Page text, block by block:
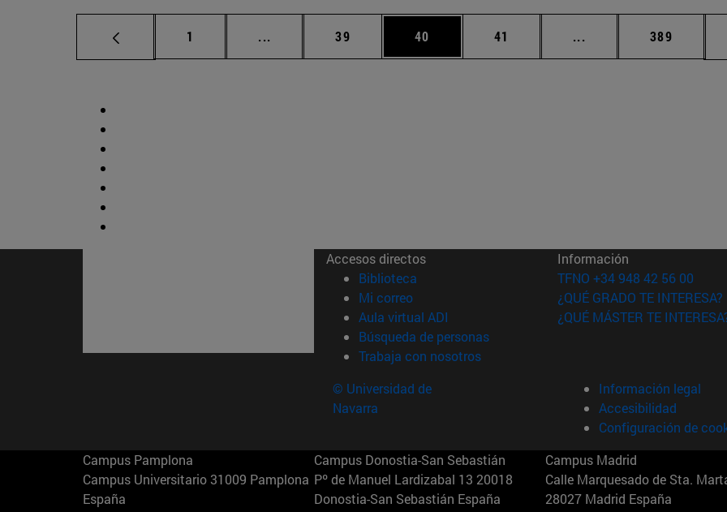
Página
1 ... Páginas intermedias Use TAB para desplazarse.
Página
39 Página
40 Página
41 ... Páginas intermedias
Página
389
Accesos directos
Biblioteca (abre en nueva ventana)
Mi correo(abre en nueva ventana)
Aula virtual ADI (abre en nueva ventana)
Búsqueda de personas(abre en nueva ventana)
Trabaja con nosotros(abre en nueva ventana)
Información
TFNO +34 948 42 56 00
¿QUÉ GRADO TE INTERESA?
¿QUÉ MÁSTER TE
© Universidad de
Navarra
Información legal
Accesibilidad
Configuración de
Campus Pamplona
Campus Universitario 31009 Pamplona
España
Campus Donostia-San Sebastián
Pº de Manuel Lardizabal 13 20018
Donostia-San Sebastián España
Campus Madrid
Calle Marquesado de Sta.
28027 Madrid España